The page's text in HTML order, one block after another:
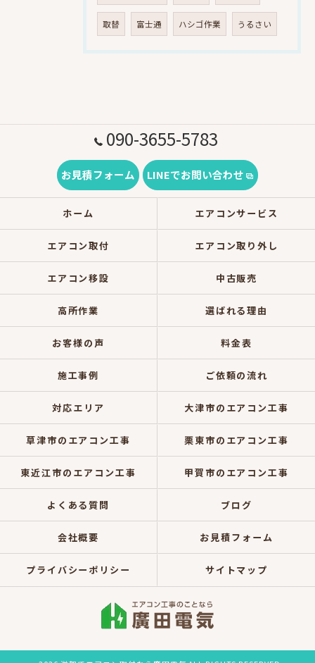
取替 富士通 ハシゴ作業 うるさい
090-3655-5783
お見積フォーム LINEでお問い合わせ
ホーム エアコンサービス
エアコン取付 エアコン取り外し
エアコン移設 中古販売
高所作業 選ばれる理由
お客様の声 料金表
施工事例 ご依頼の流れ
対応エリア 大津市のエアコン工事
草津市のエアコン工事 栗東市のエアコン工事
東近江市のエアコン工事 甲賀市のエアコン工事
よくある質問 ブログ
会社概要 お見積フォーム
プライバシーポリシー サイトマップ